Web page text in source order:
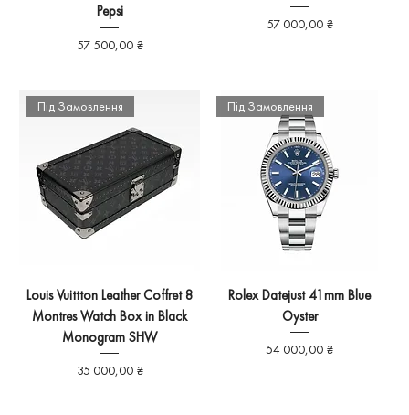
Pepsi
Ціна
57 500,00 ₴
Ціна
57 000,00 ₴
Під Замовлення
Louis Vuittton Leather Coffret 8
Montres Watch Box in Black
Monogram SHW
Ціна
35 000,00 ₴
Під Замовлення
Rolex Datejust 41mm Blue
Oyster
Ціна
54 000,00 ₴